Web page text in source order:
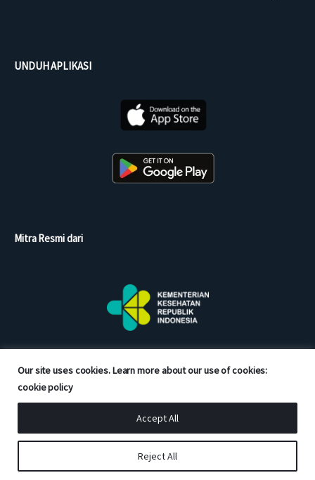
Our site uses cookies. Learn more about our use of cookies:
cookie policy
Reject All
Accept All
UNDUH APLIKASI
Mitra Resmi dari
Copyright © 2026 Good Doctor. All rights reserved.